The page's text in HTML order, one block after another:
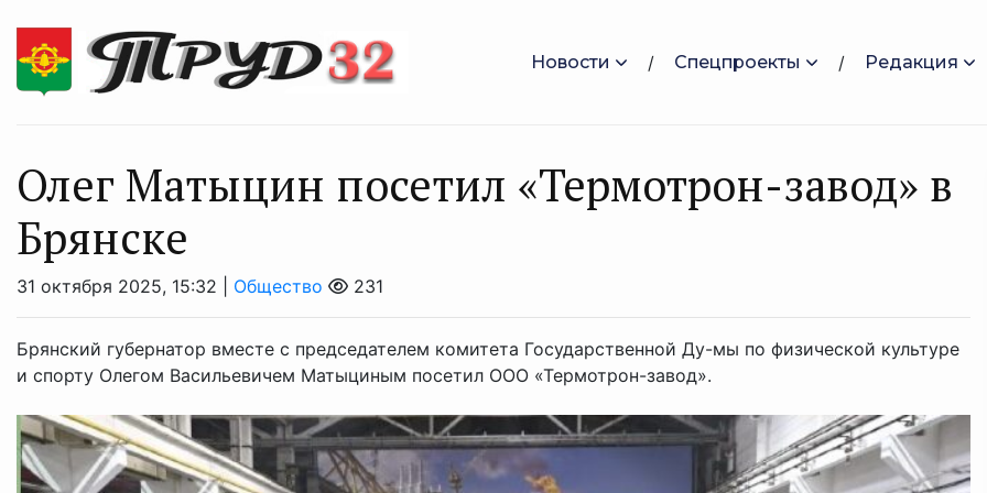
Новости Спецпроекты Редакция
Олег Матыцин посетил «Термотрон-завод» в
Брянске
31 октября 2025, 15:32 | Общество 231
Брянский губернатор вместе с председателем комитета Государственной Ду-мы по физической культуре
и спорту Олегом Васильевичем Матыциным посетил ООО «Термотрон-завод».